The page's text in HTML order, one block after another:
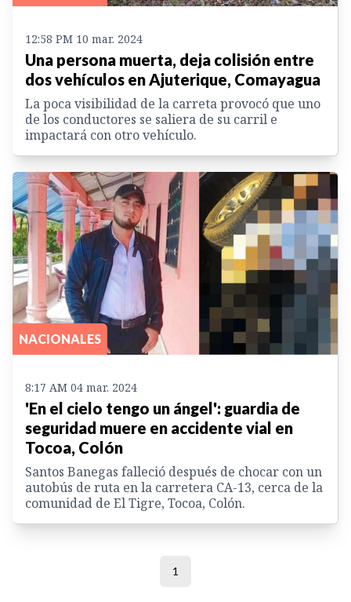
12:58 PM 10 mar. 2024
Una persona muerta, deja colisión entre
dos vehículos en Ajuterique, Comayagua
La poca visibilidad de la carreta provocó que uno
de los conductores se saliera de su carril e
impactará con otro vehículo.
NACIONALES
8:17 AM 04 mar. 2024
'En el cielo tengo un ángel': guardia de
seguridad muere en accidente vial en
Tocoa, Colón
Santos Banegas falleció después de chocar con un
autobús de ruta en la carretera CA-13, cerca de la
comunidad de El Tigre, Tocoa, Colón.
1